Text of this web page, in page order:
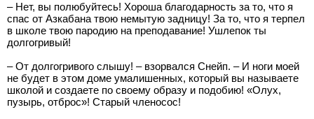
– Нет, вы полюбуйтесь! Хороша благодарность за то, что я
спас от Азкабана твою немытую задницу! За то, что я терпел
в школе твою пародию на преподавание! Ушлепок ты
долгогривый!
– От долгогривого слышу! – взорвался Снейп. – И ноги моей
не будет в этом доме умалишенных, который вы называете
школой и создаете по своему образу и подобию! «Олух,
пузырь, отброс»! Старый членосос!